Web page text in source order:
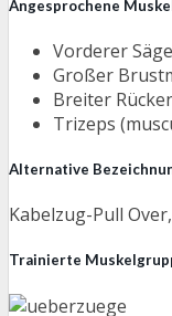
Angesprochene
Vorderer
Großer
Breiter
Trizeps
Alternative
Kabelzug-Pull
Trainierte